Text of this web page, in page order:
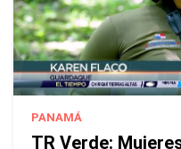
PANAMÁ
TR Verde: